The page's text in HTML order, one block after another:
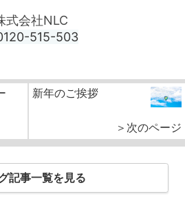
式会社NLC
515-503
新年のご挨拶
＞次のページ
記事一覧を見る